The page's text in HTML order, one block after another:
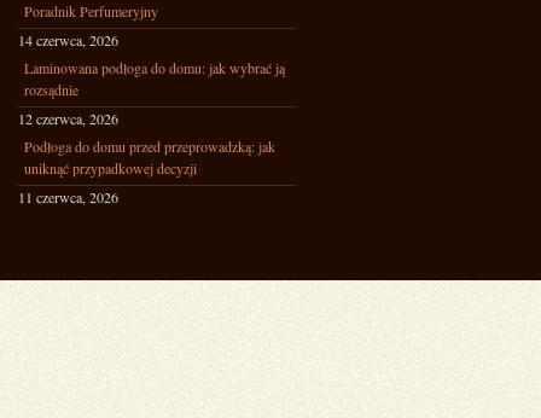
Poradnik Perfumeryjny
14 czerwca, 2026
Laminowana podłoga do domu: jak wybrać ją
rozsądnie
12 czerwca, 2026
Podłoga do domu przed przeprowadzką: jak
uniknąć przypadkowej decyzji
11 czerwca, 2026